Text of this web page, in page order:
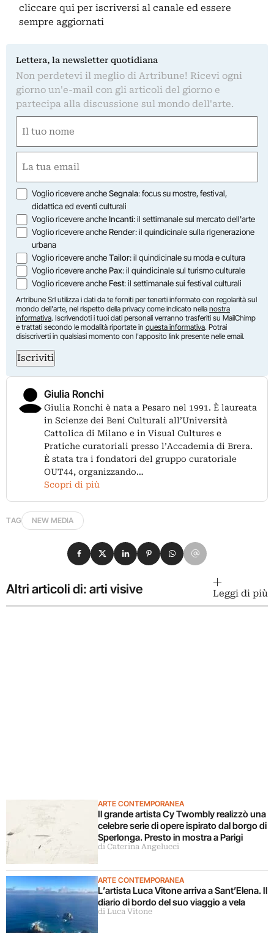
cliccare qui per iscriversi al canale ed essere
sempre aggiornati
Lettera, la newsletter quotidiana
Non perdetevi il meglio di Artribune! Ricevi ogni
giorno un'e-mail con gli articoli del giorno e
partecipa alla discussione sul mondo dell'arte.
(Obbligatorio)
Nome
(Obbligatorio)
Opzioni
Voglio ricevere ancheSegnala: focus su mostre, festival,
didattica ed eventi culturali
Voglio ricevere ancheIncanti: il settimanale sul mercato dell'arte
Voglio ricevere ancheRender: il quindicinale sulla rigenerazione
urbana
Voglio ricevere ancheTailor: il quindicinale su moda e cultura
Voglio ricevere anchePax: il quindicinale sul turismo culturale
Voglio ricevere ancheFest: il settimanale sui festival culturali
Artribune Srl utilizza i dati da te forniti per tenerti informato con regolarità sul
mondo dell'arte, nel rispetto della privacy come indicato nella nostra
informativa. Iscrivendoti i tuoi dati personali verranno trasferiti su MailChimp
e trattati secondo le modalità riportate in questa informativa. Potrai
disiscriverti in qualsiasi momento con l'apposito link presente nelle email.
Iscriviti
Giulia Ronchi
Giulia Ronchi è nata a Pesaro nel 1991. È laureata
in Scienze dei Beni Culturali all’Università
Cattolica di Milano e in Visual Cultures e
Pratiche curatoriali presso l’Accademia di Brera.
È stata tra i fondatori del gruppo curatoriale
OUT44, organizzando…
Scopri di più
TAG NEW MEDIA
Condividi su Facebook
Condividi su X
Condividi su LinkedIn
Condividi su Pinterest
Condividi su WhatsApp
Condividi su Email
Altri articoli di: arti visive Leggi di più
ARTE CONTEMPORANEA
Il grande artista Cy Twombly realizzò una
celebre serie di opere ispirato dal borgo di
Sperlonga. Presto in mostra a Parigi
di Caterina Angelucci
ARTE CONTEMPORANEA
L’artista Luca Vitone arriva a Sant’Elena. Il
diario di bordo del suo viaggio a vela
di Luca Vitone